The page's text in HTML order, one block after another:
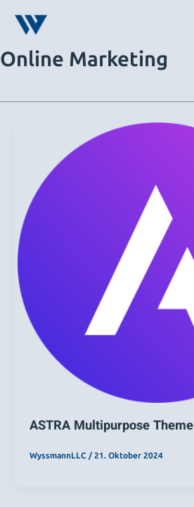
Inhalt
springen
Online Marketing
ASTRA Multipurpose Theme
WyssmannLLC / 21. Oktober 2024